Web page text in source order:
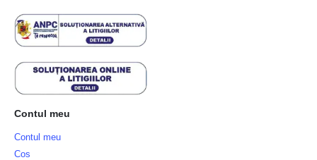
Contul meu
Contul meu
Cos